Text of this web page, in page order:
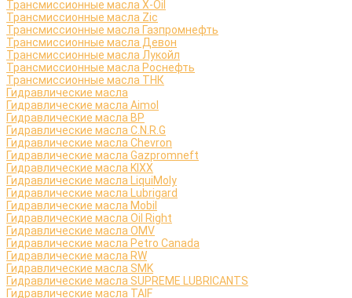
Трансмиссионные масла X-Oil
Трансмиссионные масла Zic
Трансмиссионные масла Газпромнефть
Трансмиссионные масла Девон
Трансмиссионные масла Лукойл
Трансмиссионные масла Роснефть
Трансмиссионные масла ТНК
Гидравлические масла
Гидравлические масла Aimol
Гидравлические масла BP
Гидравлические масла C.N.R.G
Гидравлические масла Chevron
Гидравлические масла Gazpromneft
Гидравлические масла KIXX
Гидравлические масла LiquiMoly
Гидравлические масла Lubrigard
Гидравлические масла Mobil
Гидравлические масла Oil Right
Гидравлические масла OMV
Гидравлические масла Petro Canada
Гидравлические масла RW
Гидравлические масла SMK
Гидравлические масла SUPREME LUBRICANTS
Гидравлические масла TAIF